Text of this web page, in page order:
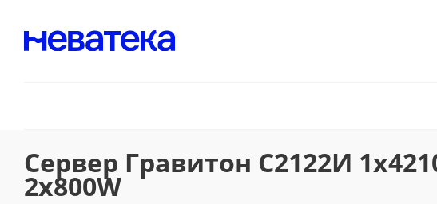
Сервер Гравитон С2122И
2x800W